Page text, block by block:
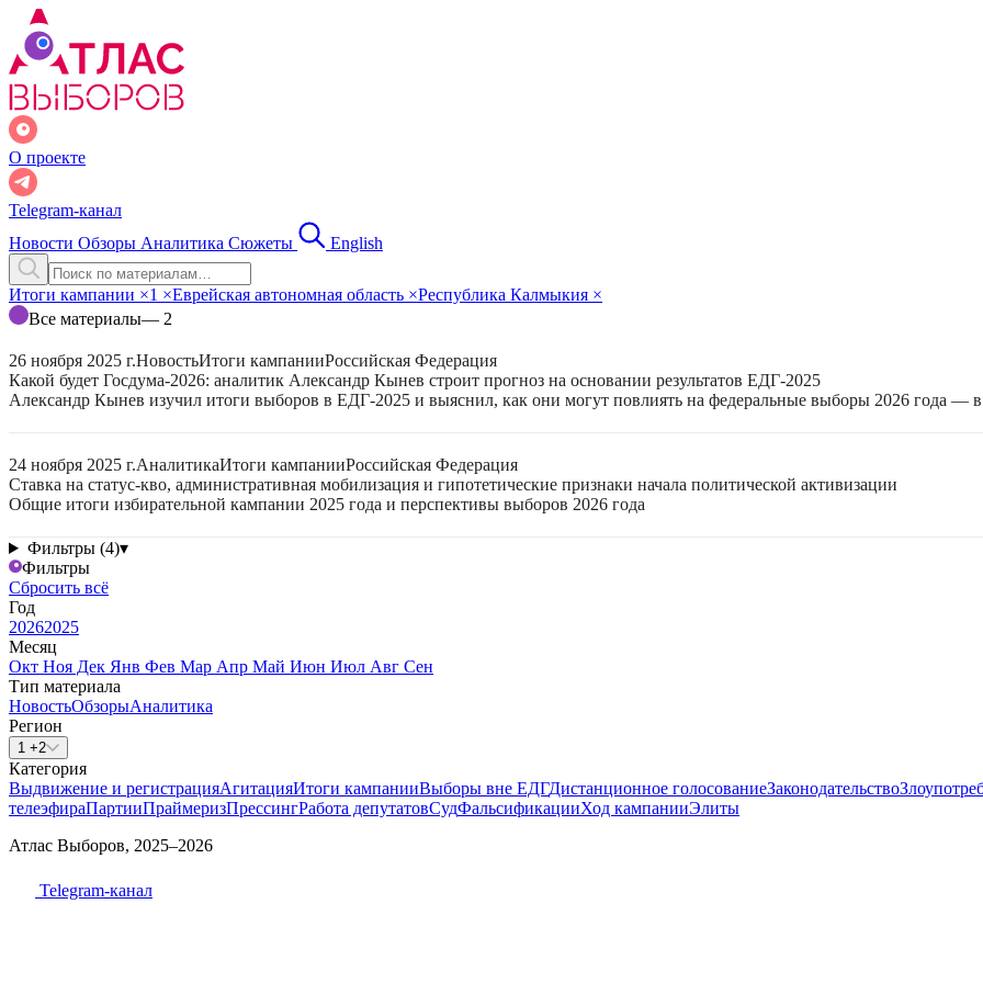
О проекте
Telegram-канал
Новости Обзоры Аналитика Сюжеты English
Итоги кампании ×1 ×Еврейская автономная область ×Республика Калмыкия ×
Все материалы— 2
26 ноября 2025 г.НовостьИтоги кампанииРоссийская Федерация
Какой будет Госдума-2026: аналитик Александр Кынев строит прогноз на основании результатов ЕДГ-2025
Александр Кынев изучил итоги выборов в ЕДГ-2025 и выяснил, как они могут повлиять на федеральные выборы 2026 года —
24 ноября 2025 г.АналитикаИтоги кампанииРоссийская Федерация
Ставка на статус-кво, административная мобилизация и гипотетические признаки начала политической активизации
Общие итоги избирательной кампании 2025 года и перспективы выборов 2026 года
Фильтры (4)▾
Фильтры
Сбросить всё
Год
20262025
Месяц
Окт Ноя Дек Янв Фев Мар Апр Май Июн Июл Авг Сен
Тип материала
НовостьОбзорыАналитика
Регион
1 +2
Категория
Выдвижение и регистрацияАгитацияИтоги кампанииВыборы вне ЕДГДистанционное голосованиеЗаконодательство
телеэфираПартииПраймеризПрессингРабота депутатовСудФальсификацииХод кампанииЭлиты
Атлас Выборов, 2025–2026
Telegram-канал